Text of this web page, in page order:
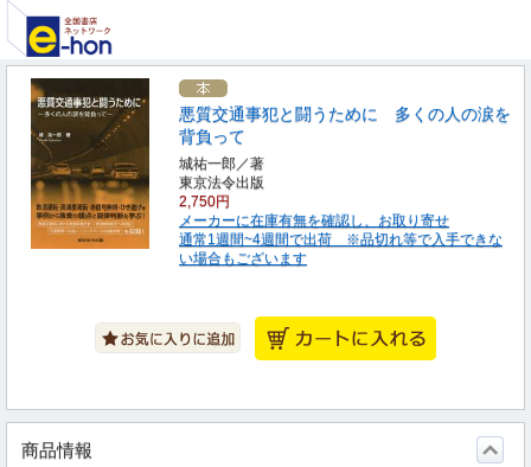
悪質交通事犯と闘うために 多くの人の涙を
背負って
城祐一郎／著
東京法令出版
2,750円
メーカーに在庫有無を確認し、お取り寄せ
通常1週間~4週間で出荷 ※品切れ等で入手できな
い場合もございます
商品情報